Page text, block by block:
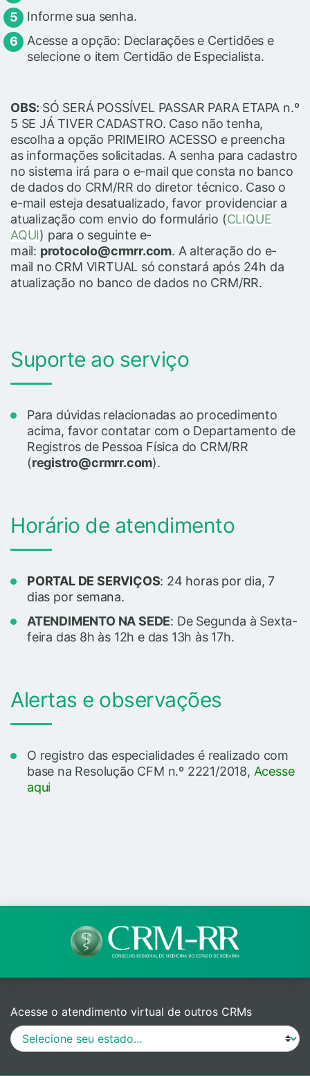
Informe sua senha.
Acesse a opção: Declarações e Certidões e
selecione o item Certidão de Especialista.
OBS: SÓ SERÁ POSSÍVEL PASSAR PARA ETAPA n.º
5 SE JÁ TIVER CADASTRO. Caso não tenha,
escolha a opção PRIMEIRO ACESSO e preencha
as informações solicitadas. A senha para cadastro
no sistema irá para o e-mail que consta no banco
de dados do CRM/RR do diretor técnico. Caso o
e-mail esteja desatualizado, favor providenciar a
atualização com envio do formulário (CLIQUE
AQUI) para o seguinte e-
mail: protocolo@crmrr.com. A alteração do e-
mail no CRM VIRTUAL só constará após 24h da
atualização no banco de dados no CRM/RR.
Suporte ao serviço
Para dúvidas relacionadas ao procedimento
acima, favor contatar com o Departamento de
Registros de Pessoa Física do CRM/RR
(registro@crmrr.com).
Horário de atendimento
PORTAL DE SERVIÇOS: 24 horas por dia, 7
dias por semana.
ATENDIMENTO NA SEDE: De Segunda à Sexta-
feira das 8h às 12h e das 13h às 17h.
Alertas e observações
O registro das especialidades é realizado com
base na Resolução CFM n.º 2221/2018, Acesse
aqui
Acesse o atendimento virtual de outros CRMs